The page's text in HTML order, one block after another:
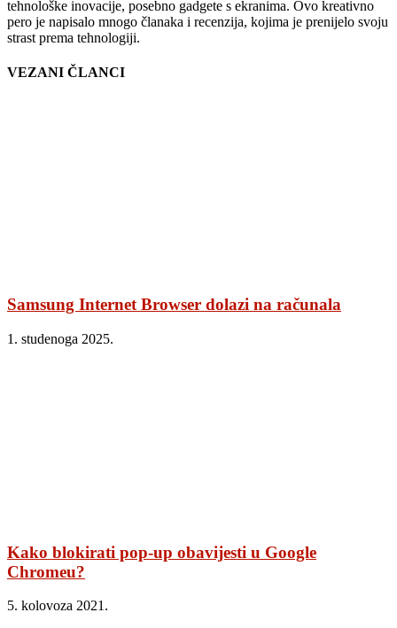
tehnološke inovacije, posebno gadgete s ekranima. Ovo kreativno
pero je napisalo mnogo članaka i recenzija, kojima je prenijelo svoju
strast prema tehnologiji.
VEZANI ČLANCI
Samsung Internet Browser dolazi na računala
1. studenoga 2025.
Kako blokirati pop-up obavijesti u Google
Chromeu?
5. kolovoza 2021.